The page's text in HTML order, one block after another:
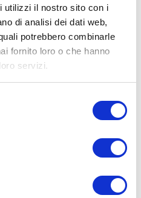
utilizzi il nostro sito con i
di analisi dei dati web,
potrebbero combinarle
fornito loro o che hanno
servizi.